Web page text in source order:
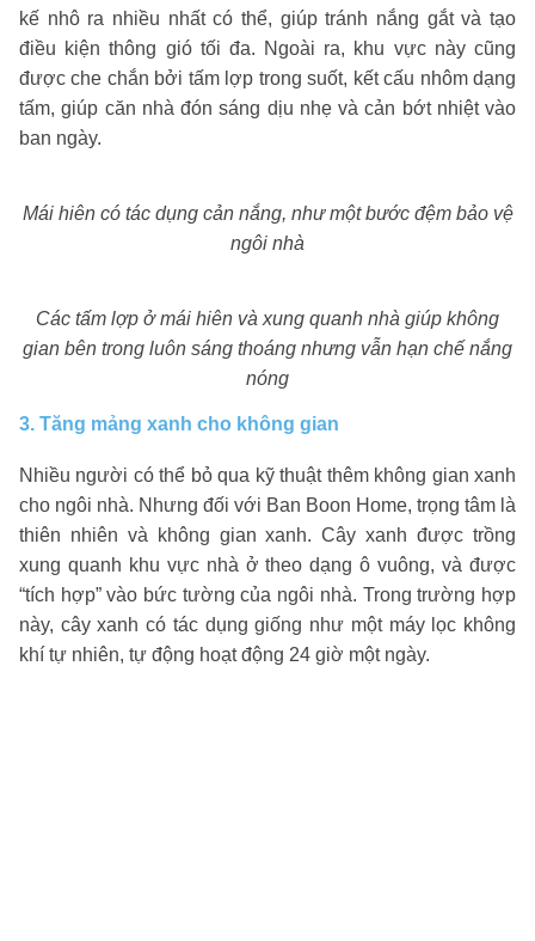
kế nhô ra nhiều nhất có thể, giúp tránh nắng gắt và tạo
điều kiện thông gió tối đa. Ngoài ra, khu vực này cũng
được che chắn bởi tấm lợp trong suốt, kết cấu nhôm dạng
tấm, giúp căn nhà đón sáng dịu nhẹ và cản bớt nhiệt vào
ban ngày.
Mái hiên có tác dụng cản nắng, như một bước đệm bảo vệ
ngôi nhà
Các tấm lợp ở mái hiên và xung quanh nhà giúp không
gian bên trong luôn sáng thoáng nhưng vẫn hạn chế nắng
nóng
3. Tăng mảng xanh cho không gian
Nhiều người có thể bỏ qua kỹ thuật thêm không gian xanh
cho ngôi nhà. Nhưng đối với Ban Boon Home, trọng tâm là
thiên nhiên và không gian xanh. Cây xanh được trồng
xung quanh khu vực nhà ở theo dạng ô vuông, và được
“tích hợp” vào bức tường của ngôi nhà. Trong trường hợp
này, cây xanh có tác dụng giống như một máy lọc không
khí tự nhiên, tự động hoạt động 24 giờ một ngày.